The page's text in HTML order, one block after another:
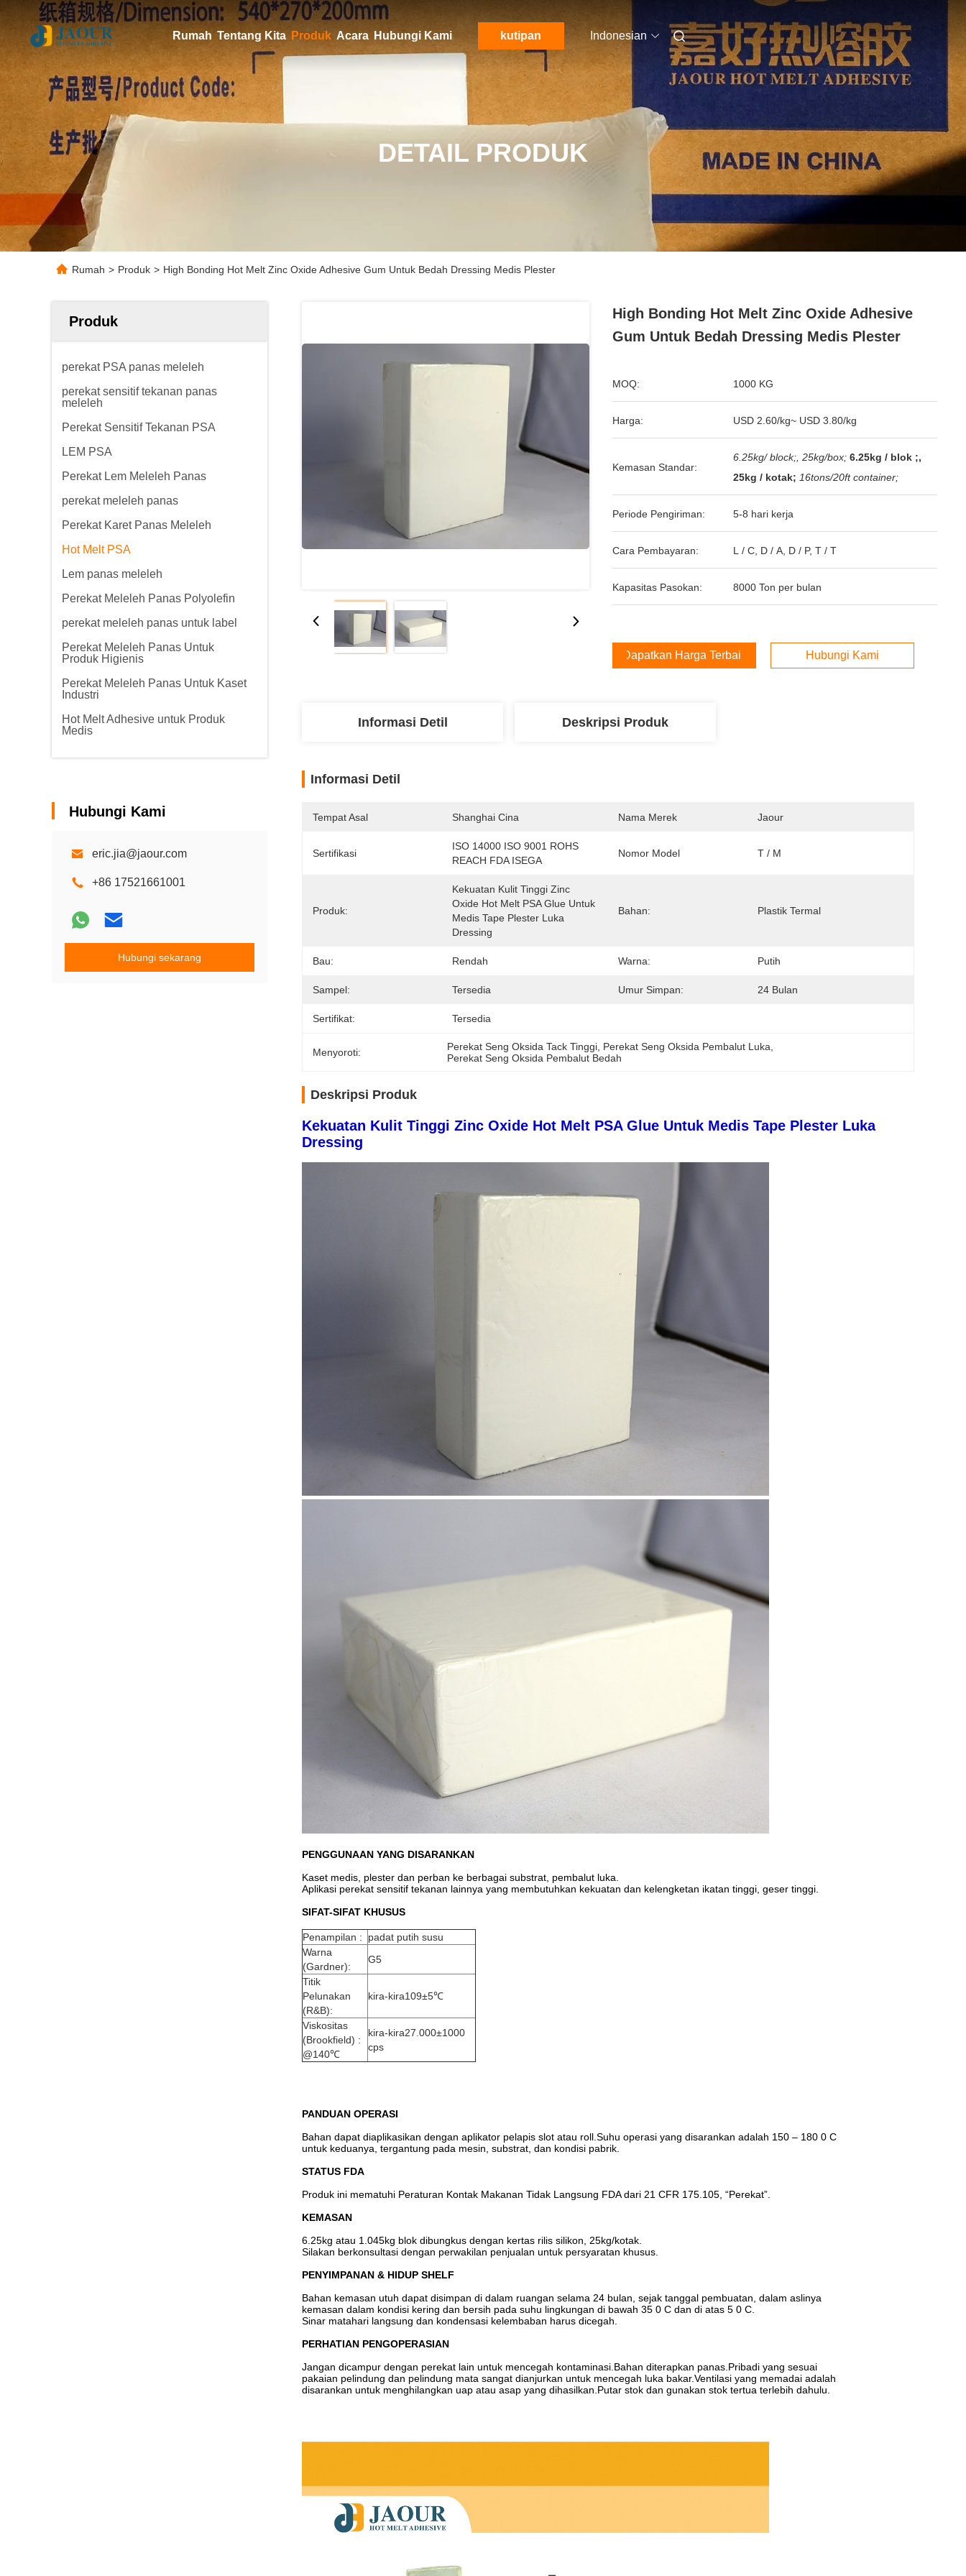
Rumah Tentang Kita Produk Acara Hubungi Kami kutipan Indonesian
DETAIL PRODUK
Rumah > Produk > High Bonding Hot Melt Zinc Oxide Adhesive Gum Untuk Bedah Dressing Medis Plester
Produk
perekat PSA panas meleleh
perekat sensitif tekanan panas
meleleh
Perekat Sensitif Tekanan PSA
LEM PSA
Perekat Lem Meleleh Panas
perekat meleleh panas
Perekat Karet Panas Meleleh
Hot Melt PSA
Lem panas meleleh
Perekat Meleleh Panas Polyolefin
perekat meleleh panas untuk label
Perekat Meleleh Panas Untuk
Produk Higienis
Perekat Meleleh Panas Untuk Kaset
Industri
Hot Melt Adhesive untuk Produk
Medis
Hubungi Kami
eric.jia@jaour.com
+86 17521661001
Hubungi sekarang
High Bonding Hot Melt Zinc Oxide Adhesive
Gum Untuk Bedah Dressing Medis Plester
MOQ: 1000 KG
Harga: USD 2.60/kg~ USD 3.80/kg
Kemasan Standar:
6.25kg/ block;, 25kg/box; 6.25kg / blok ;,
25kg / kotak; 16tons/20ft container;
Periode Pengiriman: 5-8 hari kerja
Cara Pembayaran: L / C, D / A, D / P, T / T
Kapasitas Pasokan: 8000 Ton per bulan
Dapatkan Harga Terbaik Hubungi Kami
Informasi Detil Deskripsi Produk
Informasi Detil
Tempat Asal Shanghai Cina Nama Merek Jaour
Sertifikasi
ISO 14000 ISO 9001 ROHS
REACH FDA ISEGA
Nomor Model T / M
Produk:
Kekuatan Kulit Tinggi Zinc
Oxide Hot Melt PSA Glue Untuk
Medis Tape Plester Luka
Dressing
Bahan: Plastik Termal
Bau: Rendah Warna: Putih
Sampel: Tersedia Umur Simpan: 24 Bulan
Sertifikat: Tersedia
Menyoroti: Perekat Seng Oksida Tack Tinggi Perekat Seng Oksida Pembalut Luka
Perekat Seng Oksida Pembalut Bedah
Deskripsi Produk
Kekuatan Kulit Tinggi Zinc Oxide Hot Melt PSA Glue Untuk Medis Tape Plester Luka
Dressing
PENGGUNAAN YANG DISARANKAN
Kaset medis, plester dan perban ke berbagai substrat, pembalut luka.
Aplikasi perekat sensitif tekanan lainnya yang membutuhkan kekuatan dan kelengketan ikatan tinggi, geser tinggi.
SIFAT-SIFAT KHUSUS
Penampilan :
padat putih susu
Warna
(Gardner):
G5
Titik
Pelunakan
(R&B):
kira-kira109±5℃
Viskositas
(Brookfield) :
@140℃
kira-kira27.000±1000
cps
PANDUAN OPERASI
Bahan dapat diaplikasikan dengan aplikator pelapis slot atau roll.Suhu operasi yang disarankan adalah 150 – 180 0 C
untuk keduanya, tergantung pada mesin, substrat, dan kondisi pabrik.
STATUS FDA
Produk ini mematuhi Peraturan Kontak Makanan Tidak Langsung FDA dari 21 CFR 175.105, “Perekat”.
KEMASAN
6.25kg atau 1.045kg blok dibungkus dengan kertas rilis silikon, 25kg/kotak.
Silakan berkonsultasi dengan perwakilan penjualan untuk persyaratan khusus.
PENYIMPANAN & HIDUP SHELF
Bahan kemasan utuh dapat disimpan di dalam ruangan selama 24 bulan, sejak tanggal pembuatan, dalam aslinya
kemasan dalam kondisi kering dan bersih pada suhu lingkungan di bawah 35 0 C dan di atas 5 0 C.
Sinar matahari langsung dan kondensasi kelembaban harus dicegah.
PERHATIAN PENGOPERASIAN
Jangan dicampur dengan perekat lain untuk mencegah kontaminasi.Bahan diterapkan panas.Pribadi yang sesuai
pakaian pelindung dan pelindung mata sangat dianjurkan untuk mencegah luka bakar.Ventilasi yang memadai adalah
disarankan untuk menghilangkan uap atau asap yang dihasilkan.Putar stok dan gunakan stok tertua terlebih dahulu.